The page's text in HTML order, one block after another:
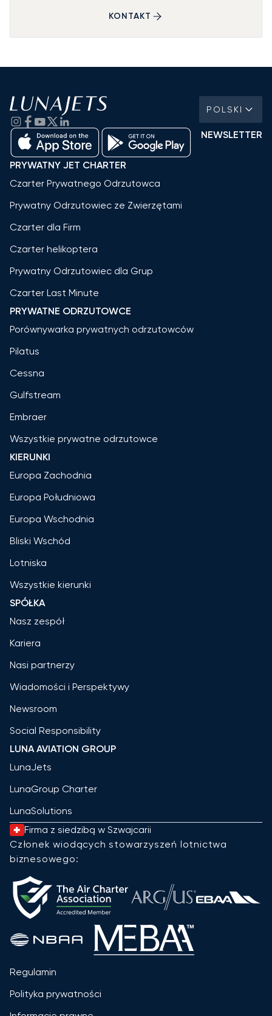
KONTAKT
POLSKI
NEWSLETTER
PRYWATNY JET CHARTER
Czarter Prywatnego Odrzutowca
Prywatny Odrzutowiec ze Zwierzętami
Czarter dla Firm
Czarter helikoptera
Prywatny Odrzutowiec dla Grup
Czarter Last Minute
PRYWATNE ODRZUTOWCE
Porównywarka prywatnych odrzutowców
Pilatus
Cessna
Gulfstream
Embraer
Wszystkie prywatne odrzutowce
KIERUNKI
Europa Zachodnia
Europa Południowa
Europa Wschodnia
Bliski Wschód
Lotniska
Wszystkie kierunki
SPÓŁKA
Nasz zespół
Kariera
Nasi partnerzy
Wiadomości i Perspektywy
Newsroom
Social Responsibility
LUNA AVIATION GROUP
LunaJets
LunaGroup Charter
LunaSolutions
Firma z siedzibą w Szwajcarii
Członek wiodących stowarzyszeń lotnictwa
biznesowego:
Regulamin
Polityka prywatności